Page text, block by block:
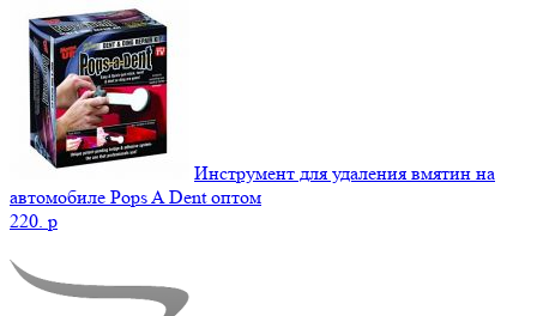
Инструмент для удаления вмятин на
автомобиле Pops A Dent оптом
220. p